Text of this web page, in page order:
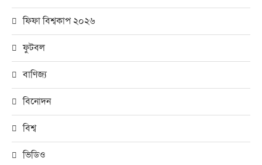
ফিফা বিশ্বকাপ ২০২৬
ফুটবল
বাণিজ্য
বিনোদন
বিশ্ব
ভিডিও